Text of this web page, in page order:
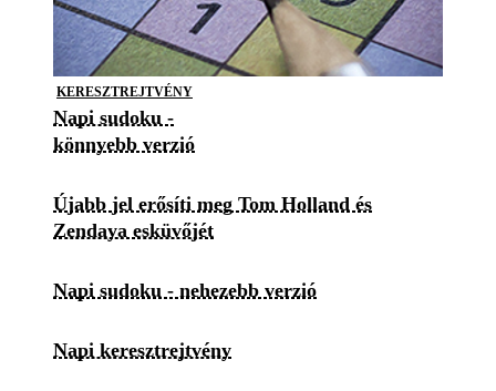
KERESZTREJTVÉNY
Napi sudoku -
könnyebb verzió
Újabb jel erősíti meg Tom Holland és
Zendaya esküvőjét
Napi sudoku - nehezebb verzió
Napi keresztrejtvény